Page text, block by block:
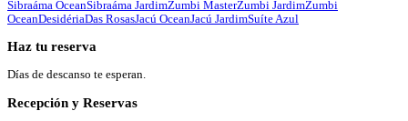
Sibraáma OceanSibraáma JardimZumbi MasterZumbi JardimZumbi
OceanDesidériaDas RosasJacú OceanJacú JardimSuíte Azul
Haz tu reserva
Días de descanso te esperan.
Recepción y Reservas